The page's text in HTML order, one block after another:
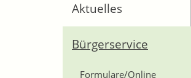
Aktuelles
Bürgerservice
Formulare/Online